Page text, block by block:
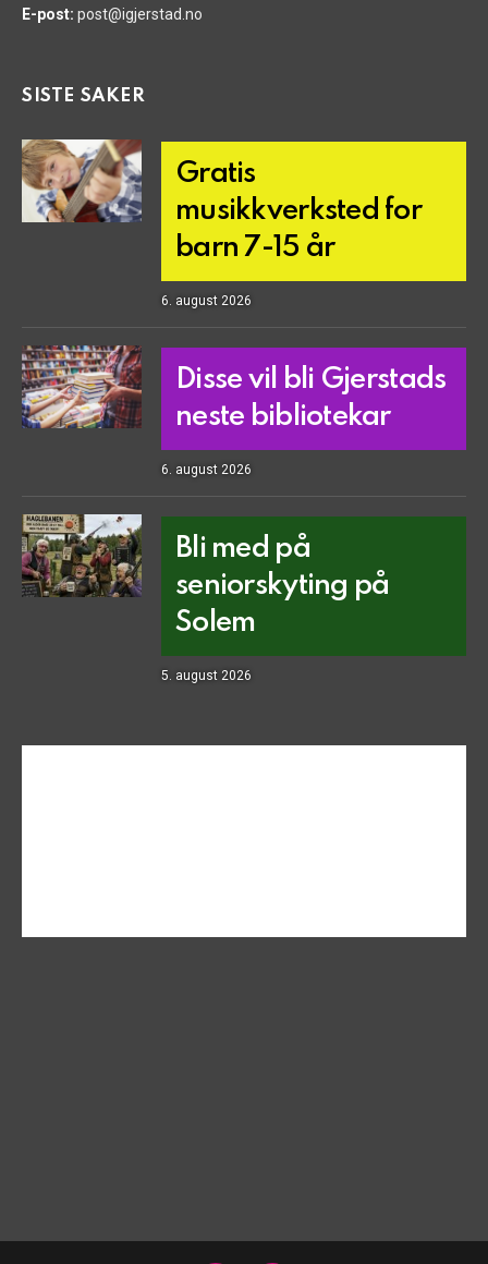
E-post: post@igjerstad.no
SISTE SAKER
Gratis
musikkverksted for
barn 7-15 år
6. august 2026
Disse vil bli Gjerstads
neste bibliotekar
6. august 2026
Bli med på
seniorskyting på
Solem
5. august 2026